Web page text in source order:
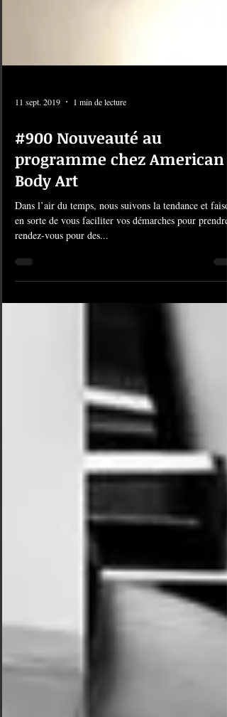
11 sept. 2019 1 min de lecture
#900 Nouveauté au
programme chez American
Body Art
en sorte de vous faciliter vos démarches pour prendre
rendez-vous pour des...